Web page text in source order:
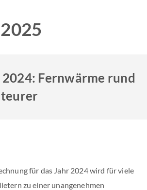
Fernwärme rund
für das Jahr 2024 wird für viele
zu einer unangenehmen